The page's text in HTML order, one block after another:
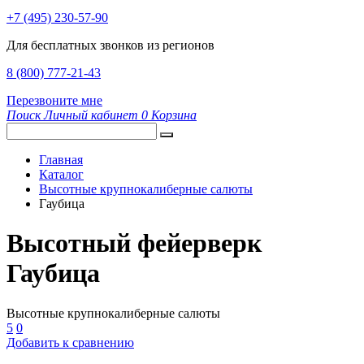
+7 (495) 230-57-90
Для бесплатных звонков из регионов
8 (800) 777-21-43
Перезвоните мне
Поиск Личный кабинет 0 Корзина
Главная
Каталог
Высотные крупнокалиберные салюты
Гаубица
Высотный фейерверк
Гаубица
Высотные крупнокалиберные салюты
5 0
Добавить к сравнению